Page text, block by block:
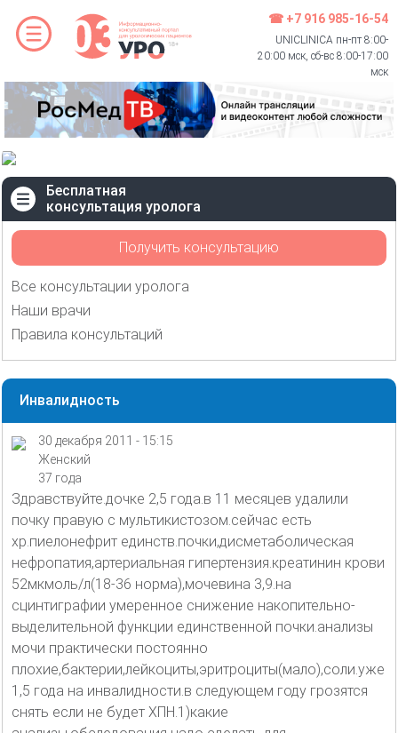
☎ +7 916 985-16-54
UNICLINICA пн-пт 8:00-
20:00 мск, сб-вс 8:00-17:00
мск
Бесплатная
консультация уролога
Получить консультацию
Все консультации уролога
Наши врачи
Правила консультаций
Инвалидность
30 декабря 2011 - 15:15
Женский
37 года
Здравствуйте.дочке 2,5 года.в 11 месяцев удалили
почку правую с мультикистозом.сейчас есть
хр.пиелонефрит единств.почки,дисметаболическая
нефропатия,артериальная гипертензия.креатинин крови
52мкмоль/л(18-36 норма),мочевина 3,9.на
сцинтиграфии умеренное снижение накопительно-
выделительной функции единственной почки.анализы
мочи практически постоянно
плохие,бактерии,лейкоциты,эритроциты(мало),соли.уже
1,5 года на инвалидности.в следующем году грозятся
снять если не будет ХПН.1)какие